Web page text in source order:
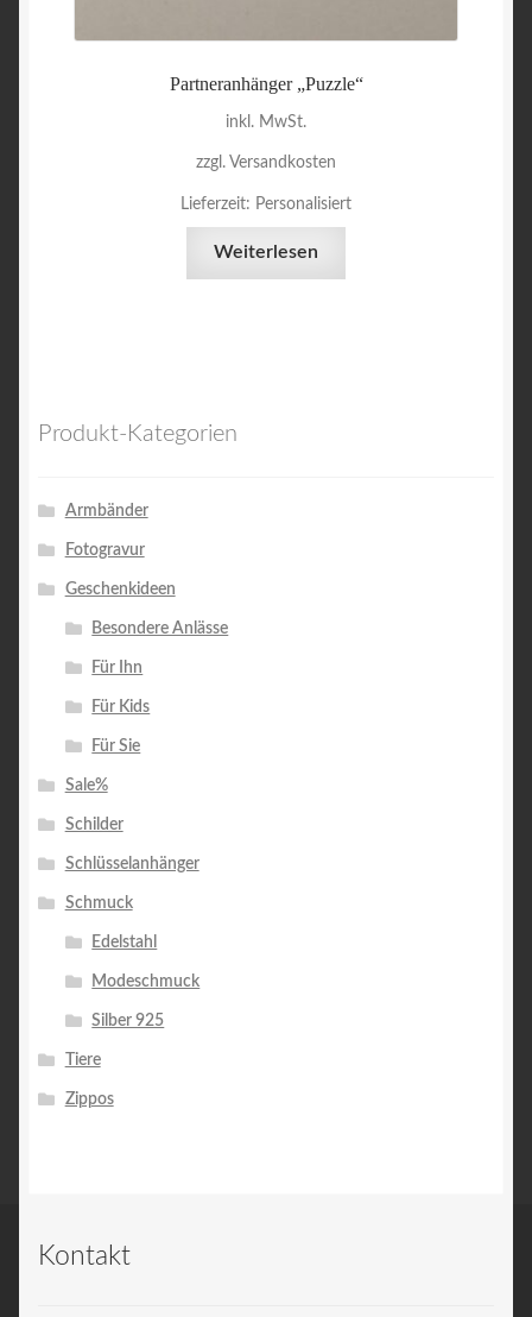
Partneranhänger „Puzzle“
inkl. MwSt.
zzgl. Versandkosten
Lieferzeit: Personalisiert
Weiterlesen
Produkt-Kategorien
Armbänder
Fotogravur
Geschenkideen
Besondere Anlässe
Für Ihn
Für Kids
Für Sie
Sale%
Schilder
Schlüsselanhänger
Schmuck
Edelstahl
Modeschmuck
Silber 925
Tiere
Zippos
Kontakt